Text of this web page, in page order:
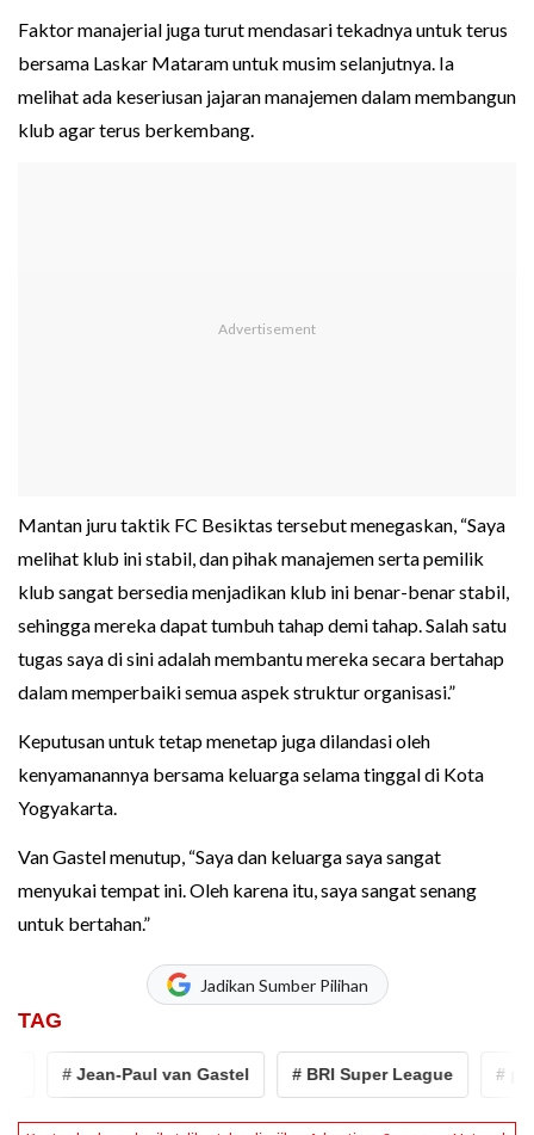
Faktor manajerial juga turut mendasari tekadnya untuk terus
bersama Laskar Mataram untuk musim selanjutnya. Ia
melihat ada keseriusan jajaran manajemen dalam membangun
klub agar terus berkembang.
Mantan juru taktik FC Besiktas tersebut menegaskan, “Saya
melihat klub ini stabil, dan pihak manajemen serta pemilik
klub sangat bersedia menjadikan klub ini benar-benar stabil,
sehingga mereka dapat tumbuh tahap demi tahap. Salah satu
tugas saya di sini adalah membantu mereka secara bertahap
dalam memperbaiki semua aspek struktur organisasi.”
Keputusan untuk tetap menetap juga dilandasi oleh
kenyamanannya bersama keluarga selama tinggal di Kota
Yogyakarta.
Van Gastel menutup, “Saya dan keluarga saya sangat
menyukai tempat ini. Oleh karena itu, saya sangat senang
untuk bertahan.”
Jadikan Sumber Pilihan
TAG
# Jean-Paul van Gastel # BRI Super League # psim